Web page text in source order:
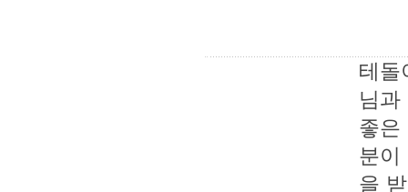
테돌
님과
좋은
분이
을